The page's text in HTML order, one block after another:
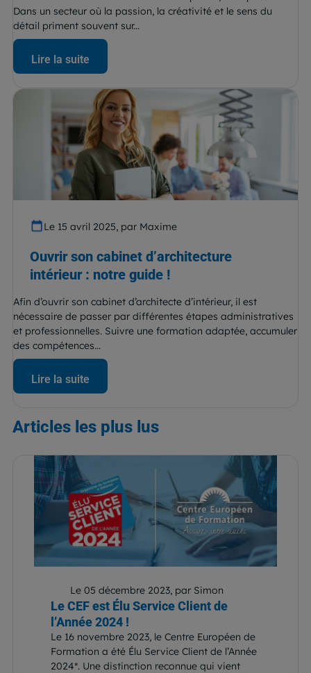
Dans un secteur où la passion, la créativité et le sens du
détail priment souvent sur...
Lire la suite
Le 15 avril 2025, par Maxime
Ouvrir son cabinet d’architecture
intérieur : notre guide !
Afin d’ouvrir son cabinet d’architecte d’intérieur, il est
nécessaire de passer par différentes étapes administratives
et professionnelles. Suivre une formation adaptée, accumuler
des compétences...
Lire la suite
Articles les plus lus
Le 05 décembre 2023, par Simon
Le CEF est Élu Service Client de
l’Année 2024 !
Le 16 novembre 2023, le Centre Européen de
Formation a été Élu Service Client de l’Année
2024*. Une distinction reconnue qui vient